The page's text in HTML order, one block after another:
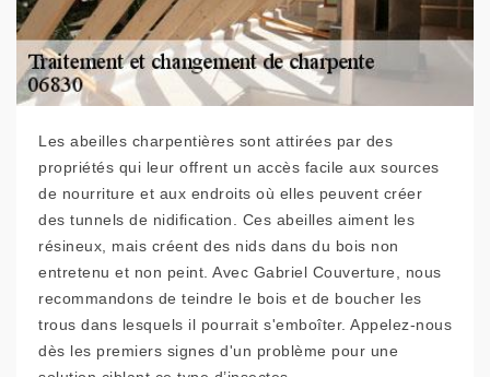
Les abeilles charpentières sont attirées par des
propriétés qui leur offrent un accès facile aux sources
de nourriture et aux endroits où elles peuvent créer
des tunnels de nidification. Ces abeilles aiment les
résineux, mais créent des nids dans du bois non
entretenu et non peint. Avec Gabriel Couverture, nous
recommandons de teindre le bois et de boucher les
trous dans lesquels il pourrait s'emboîter. Appelez-nous
dès les premiers signes d'un problème pour une